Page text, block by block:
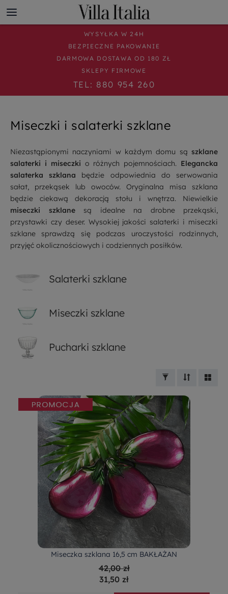
WYSYŁKA W 24H
BEZPIECZNE PAKOWANIE
DARMOWA DOSTAWA OD 180 ZŁ
SKLEPY FIRMOWE
TEL: 880 954 260
Miseczki i salaterki szklane
Niezastąpionymi naczyniami w każdym domu są szklane
salaterki i miseczki o różnych pojemnościach. Elegancka
salaterka szklana będzie odpowiednia do serwowania
sałat, przekąsek lub owoców. Oryginalna misa szklana
będzie ciekawą dekoracją stołu i wnętrza. Niewielkie
miseczki szklanesą idealne na drobne przekąski,
przystawki czy deser. Wysokiej jakości salaterki i miseczki
szklane sprawdzą się podczas uroczystości rodzinnych,
przyjęć okolicznościowych i codziennych posiłków.
Salaterki szklane
Miseczki szklane
Pucharki szklane
Miseczka szklana 16,5 cm BAKŁAŻAN
42,00 zł
31,50 zł